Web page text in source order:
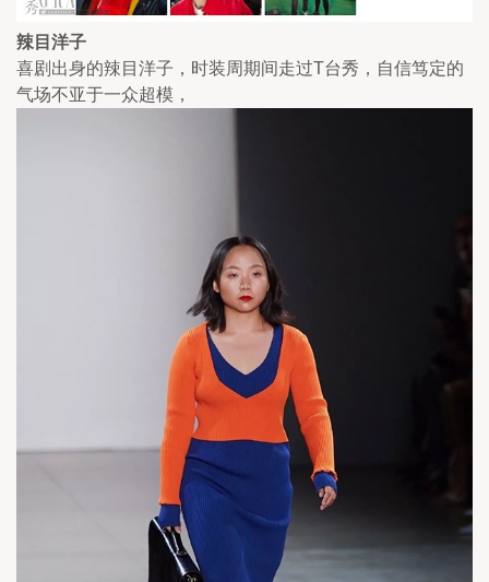
辣目洋子
喜剧出身的辣目洋子，时装周期间走过T台秀，自信笃定的
气场不亚于一众超模，